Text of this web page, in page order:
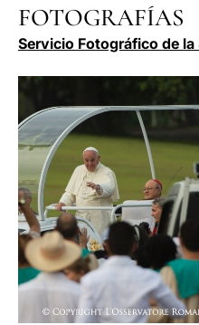
FOTOGRAFÍAS
Servicio Fotográfico de la